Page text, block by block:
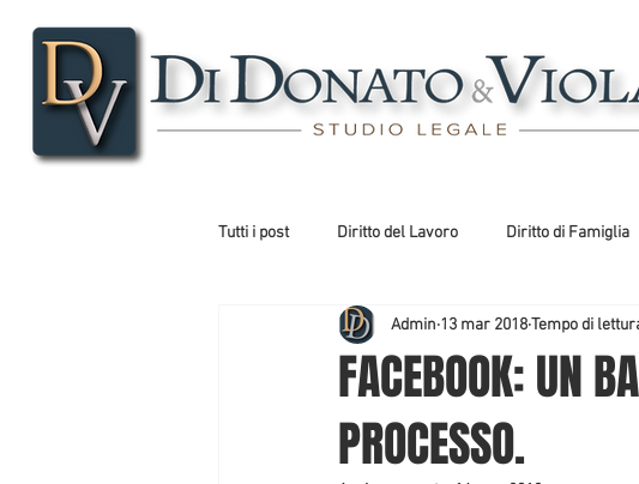
Tutti i post Diritto del Lavoro Diritto di Famiglia
Diritto Costituzionale Diritto Amministrativo
FACEBOOK: UN
PROCESSO.
Admin 13 mar 2018Tempo di